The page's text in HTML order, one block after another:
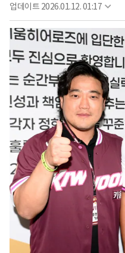
업데이트 2026.01.12. 01:17